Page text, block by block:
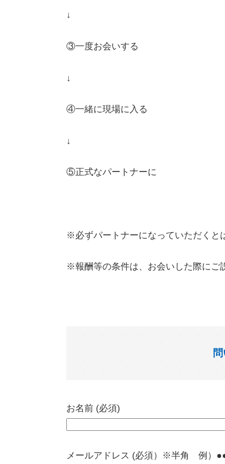
↓
③一度お会いする
↓
④一緒に現場に入る
↓
⑤正式なパートナーに
※必ずパートナーになっていただくと
※報酬等の条件は、お会いした際にご
お名前 (必須)
メールアドレス (必須）※半角 例）